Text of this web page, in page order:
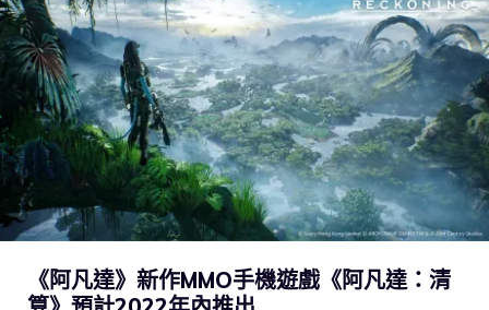
《阿凡達》新作MMO手機遊戲《阿凡達：清